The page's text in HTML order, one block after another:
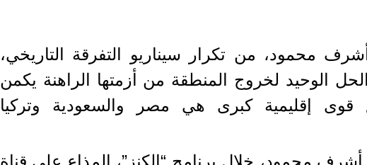
محمود، من تكرار سيناريو التفرقة التاريخي،
الوحيد لخروج المنطقة من أزمتها الراهنة يكمن
قوى إقليمية كبرى هي مصر والسعودية وتركيا
أشرف محمود، خلال برنامج “الكنز”، المذاع على قناة